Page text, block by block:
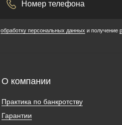
обработку персональных данных и получение
О компании
Практика по банкротству
Гарантии